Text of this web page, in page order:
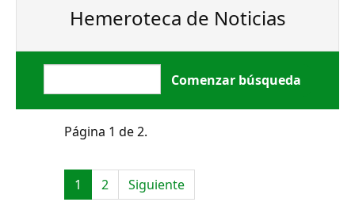
Hemeroteca de Noticias
Página 1 de 2.
1 2 Siguiente